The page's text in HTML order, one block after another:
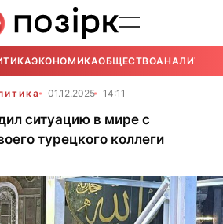
ЭКОНОМИКАОБЩЕСТВОАНАЛИТИКА
01.12.2025 14:11
ситуацию в мире с
турецкого коллеги